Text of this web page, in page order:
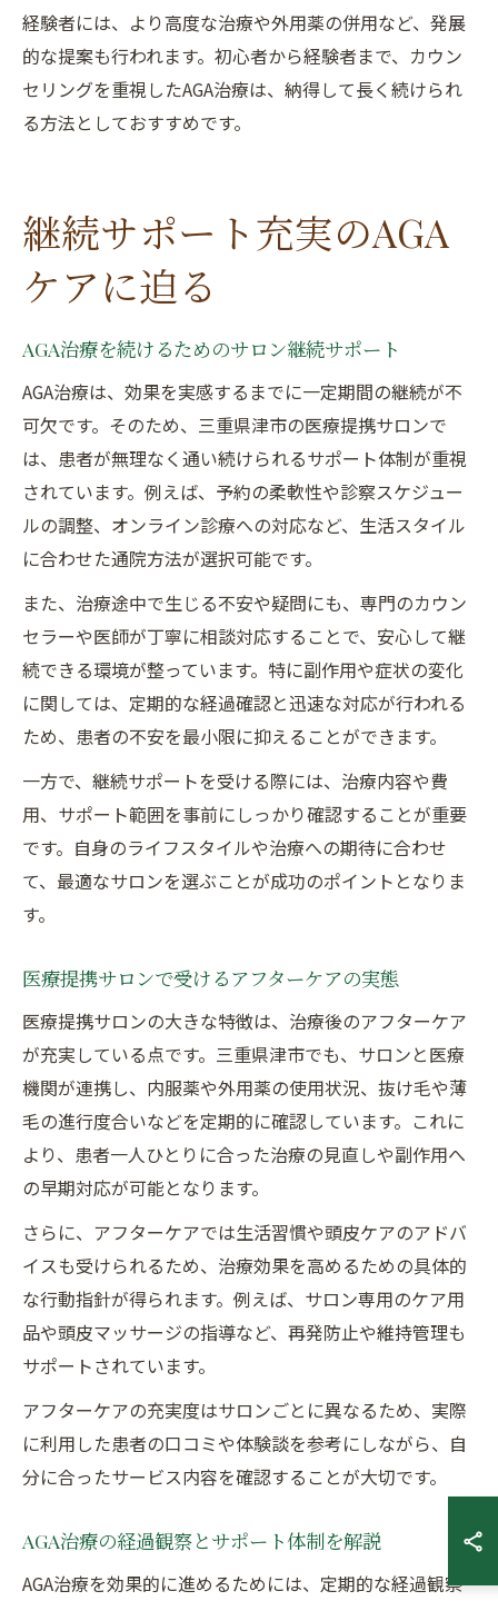
経験者には、より高度な治療や外用薬の併用など、発展
的な提案も行われます。初心者から経験者まで、カウン
セリングを重視したAGA治療は、納得して長く続けられ
る方法としておすすめです。
継続サポート充実のAGA
ケアに迫る
AGA治療を続けるためのサロン継続サポート
AGA治療は、効果を実感するまでに一定期間の継続が不
可欠です。そのため、三重県津市の医療提携サロンで
は、患者が無理なく通い続けられるサポート体制が重視
されています。例えば、予約の柔軟性や診察スケジュー
ルの調整、オンライン診療への対応など、生活スタイル
に合わせた通院方法が選択可能です。
また、治療途中で生じる不安や疑問にも、専門のカウン
セラーや医師が丁寧に相談対応することで、安心して継
続できる環境が整っています。特に副作用や症状の変化
に関しては、定期的な経過確認と迅速な対応が行われる
ため、患者の不安を最小限に抑えることができます。
一方で、継続サポートを受ける際には、治療内容や費
用、サポート範囲を事前にしっかり確認することが重要
です。自身のライフスタイルや治療への期待に合わせ
て、最適なサロンを選ぶことが成功のポイントとなりま
す。
医療提携サロンで受けるアフターケアの実態
医療提携サロンの大きな特徴は、治療後のアフターケア
が充実している点です。三重県津市でも、サロンと医療
機関が連携し、内服薬や外用薬の使用状況、抜け毛や薄
毛の進行度合いなどを定期的に確認しています。これに
より、患者一人ひとりに合った治療の見直しや副作用へ
の早期対応が可能となります。
さらに、アフターケアでは生活習慣や頭皮ケアのアドバ
イスも受けられるため、治療効果を高めるための具体的
な行動指針が得られます。例えば、サロン専用のケア用
品や頭皮マッサージの指導など、再発防止や維持管理も
サポートされています。
アフターケアの充実度はサロンごとに異なるため、実際
に利用した患者の口コミや体験談を参考にしながら、自
分に合ったサービス内容を確認することが大切です。
AGA治療の経過観察とサポート体制を解説
AGA治療を効果的に進めるためには、定期的な経過観察